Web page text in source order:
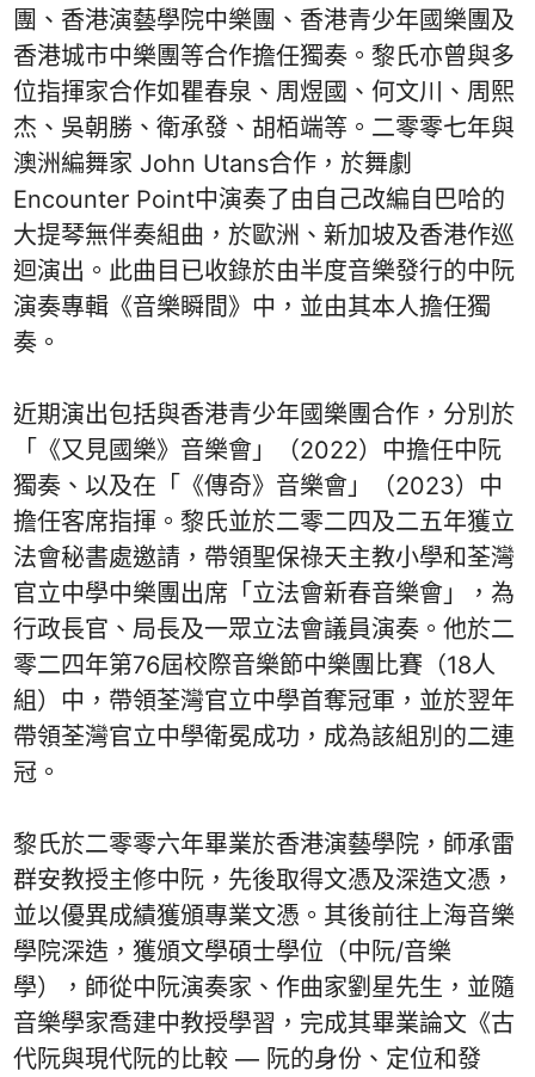
團、香港演藝學院中樂團、香港青少年國樂團及
香港城市中樂團等合作擔任獨奏。黎氏亦曾與多
位指揮家合作如瞿春泉、周煜國、何文川、周熙
杰、吳朝勝、衛承發、胡栢端等。二零零七年與
澳洲編舞家 John Utans合作，於舞劇
Encounter Point中演奏了由自己改編自巴哈的
大提琴無伴奏組曲，於歐洲、新加坡及香港作巡
迴演出。此曲目已收錄於由半度音樂發行的中阮
演奏專輯《音樂瞬間》中，並由其本人擔任獨
奏。
近期演出包括與香港青少年國樂團合作，分別於
「《又見國樂》音樂會」（2022）中擔任中阮
獨奏、以及在「《傳奇》音樂會」（2023）中
擔任客席指揮。黎氏並於二零二四及二五年獲立
法會秘書處邀請，帶領聖保祿天主教小學和荃灣
官立中學中樂團出席「立法會新春音樂會」，為
行政長官、局長及一眾立法會議員演奏。他於二
零二四年第76屆校際音樂節中樂團比賽（18人
組）中，帶領荃灣官立中學首奪冠軍，並於翌年
帶領荃灣官立中學衛冕成功，成為該組別的二連
冠。
黎氏於二零零六年畢業於香港演藝學院，師承雷
群安教授主修中阮，先後取得文憑及深造文憑，
並以優異成績獲頒專業文憑。其後前往上海音樂
學院深造，獲頒文學碩士學位（中阮/音樂
學），師從中阮演奏家、作曲家劉星先生，並隨
音樂學家喬建中教授學習，完成其畢業論文《古
代阮與現代阮的比較 — 阮的身份、定位和發